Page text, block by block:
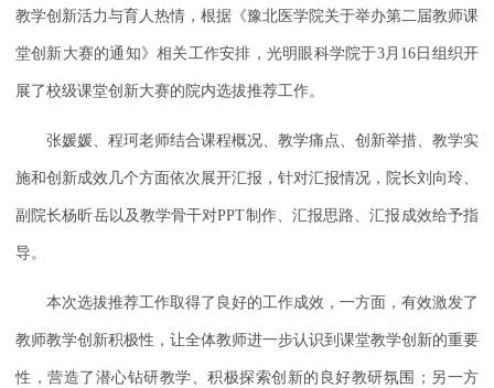
教学创新活力与育人热情，根据《豫北医学院关于举办第二届教师课
堂创新大赛的通知》相关工作安排，光明眼科学院于3月16日组织开
展了校级课堂创新大赛的院内选拔推荐工作。
张媛媛、程珂老师结合课程概况、教学痛点、创新举措、教学实
施和创新成效几个方面依次展开汇报，针对汇报情况，院长刘向玲、
副院长杨昕岳以及教学骨干对PPT制作、汇报思路、汇报成效给予指
导。
本次选拔推荐工作取得了良好的工作成效，一方面，有效激发了
教师教学创新积极性，让全体教师进一步认识到课堂教学创新的重要
性，营造了潜心钻研教学、积极探索创新的良好教研氛围；另一方